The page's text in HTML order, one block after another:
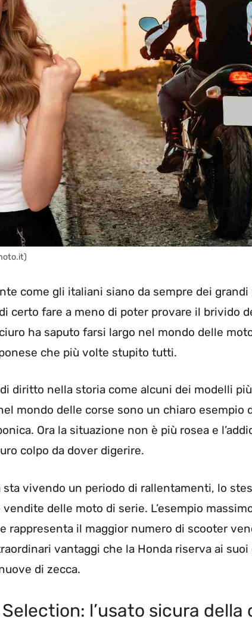
come gli italiani siano da sempre dei
certo fare a meno di poter provare il brivido
ha saputo farsi largo nel mondo delle
che più volte stupito tutti.
diritto nella storia come alcuni dei modelli
mondo delle corse sono un chiaro esempio
Ora la situazione non è più rosea e
colpo da dover digerire.
sta vivendo un periodo di rallentamenti, lo
delle moto di serie. L’esempio
rappresenta il maggior numero di scooter
vantaggi che la Honda riserva ai
di zecca.
l’usato sicura della